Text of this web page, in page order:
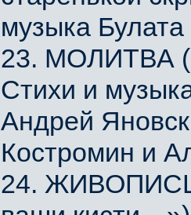
музыка
23. МОЛИТВА
Стихи и
Андрей
Костромин и
24.